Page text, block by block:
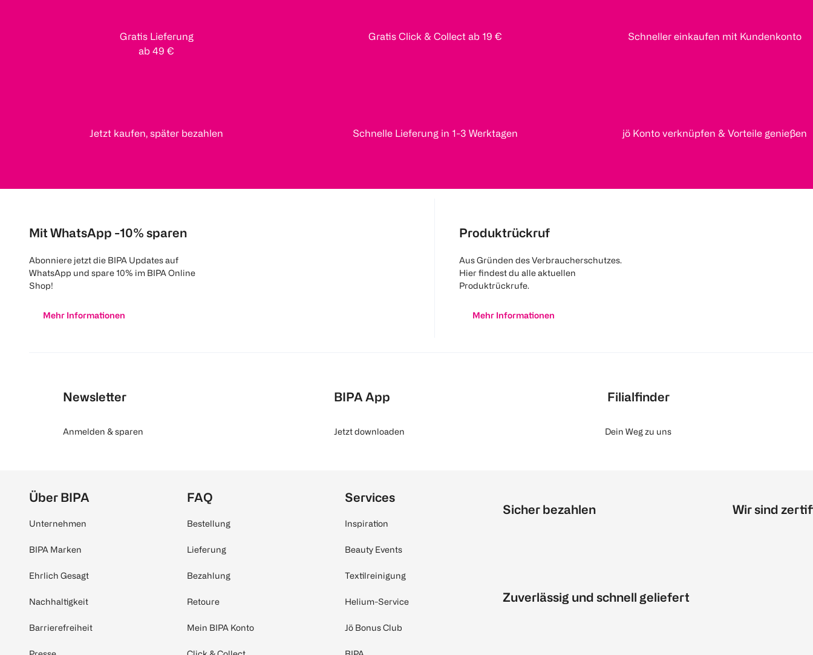
Gratis Lieferung
ab 49 €
Gratis Click & Collect ab 19 € Schneller einkaufen mit Kundenkonto
Jetzt kaufen, später bezahlen Schnelle Lieferung in 1-3 Werktagen jö Konto verknüpfen & Vorteile genießen
Mit WhatsApp -10% sparen
Abonniere jetzt die BIPA Updates auf
WhatsApp und spare 10% im BIPA Online
Shop!
Mehr Informationen
Produktrückruf
Aus Gründen des Verbraucherschutzes.
Hier findest du alle aktuellen
Produktrückrufe.
Mehr Informationen
Newsletter
Anmelden & sparen
BIPA App
Jetzt downloaden
Filialfinder
Dein Weg zu uns
Über BIPA
Unternehmen
BIPA Marken
Ehrlich Gesagt
Nachhaltigkeit
Barrierefreiheit
FAQ
Bestellung
Lieferung
Bezahlung
Retoure
Mein BIPA Konto
Services
Inspiration
Beauty Events
Textilreinigung
Helium-Service
Jö Bonus Club
Sicher bezahlen
Zuverlässig und schnell geliefert
Wir sind